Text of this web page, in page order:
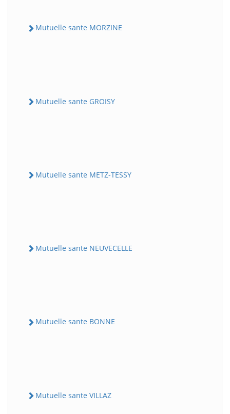
Mutuelle sante MORZINE
Mutuelle sante GROISY
Mutuelle sante METZ-TESSY
Mutuelle sante NEUVECELLE
Mutuelle sante BONNE
Mutuelle sante VILLAZ